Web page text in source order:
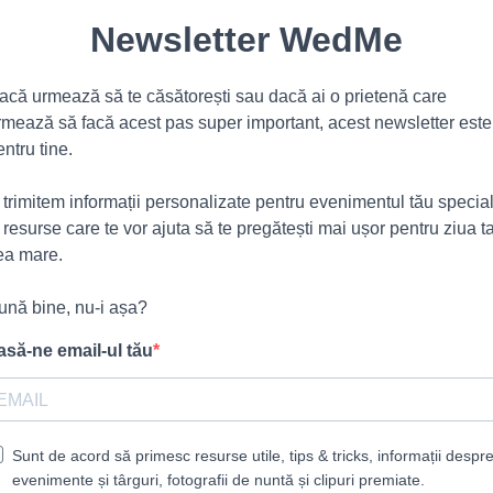
Newsletter WedMe
urmează să te căsătorești sau dacă ai o prietenă care
să facă acest pas super important, acest newsletter este
tine.
trimitem informații personalizate pentru evenimentul tău special
care te vor ajuta să te pregătești mai ușor pentru ziua
mare.
bine, nu-i așa?
ne email-ul tău
Sunt de acord să primesc resurse utile, tips & tricks, informații despre
evenimente și târguri, fotografii de nuntă și clipuri premiate.